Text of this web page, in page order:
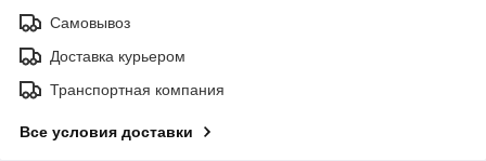
Самовывоз
Доставка курьером
Транспортная компания
Все условия доставки